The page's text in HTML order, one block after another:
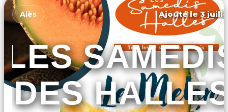
Alès Ajouté le 3
LES
DES